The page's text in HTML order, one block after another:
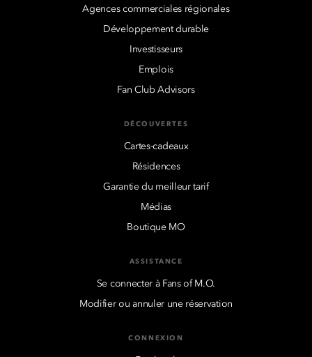
Agences commerciales régionales
Développement durable
Investisseurs
Emplois
Fan Club Advisors
DÉCOUVERTES
Cartes-cadeaux
Résidences
Garantie du meilleur tarif
Médias
Boutique MO
ASSISTANCE
Se connecter à Fans of M.O.
Modifier ou annuler une réservation
CONNEXION